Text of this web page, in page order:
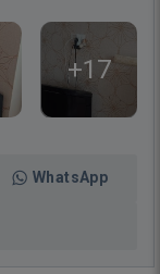
+17
WhatsApp